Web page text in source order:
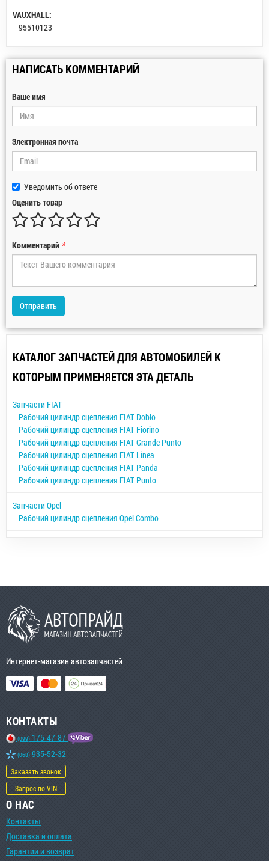
VAUXHALL:
95510123
НАПИСАТЬ КОММЕНТАРИЙ
Ваше имя
Электронная почта
Уведомить об ответе
Оценить товар
Комментарий *
Отправить
КАТАЛОГ ЗАПЧАСТЕЙ ДЛЯ АВТОМОБИЛЕЙ К
КОТОРЫМ ПРИМЕНЯЕТСЯ ЭТА ДЕТАЛЬ
Запчасти FIAT
Рабочий цилиндр сцепления FIAT Doblo
Рабочий цилиндр сцепления FIAT Fiorino
Рабочий цилиндр сцепления FIAT Grande Punto
Рабочий цилиндр сцепления FIAT Linea
Рабочий цилиндр сцепления FIAT Panda
Рабочий цилиндр сцепления FIAT Punto
Запчасти Opel
Рабочий цилиндр сцепления Opel Combo
Интернет-магазин автозапчастей
КОНТАКТЫ
(099) 175-47-87
(068) 935-52-32
Заказать звонок
Запрос по VIN
О НАС
Контакты
Доставка и оплата
Гарантии и возврат